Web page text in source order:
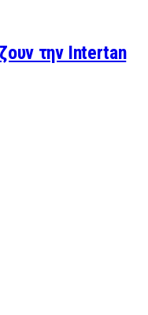
την Intertan